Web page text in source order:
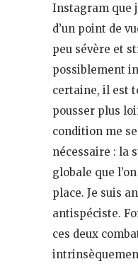
Instagram que
d’un point de
peu sévère et
possiblement
certaine, il est
pousser plus
condition me
nécessaire : la
globale que
place. Je suis
antispéciste.
ces deux